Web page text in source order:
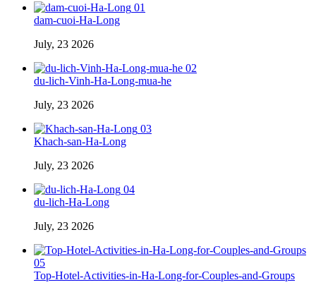
01
dam-cuoi-Ha-Long
July, 23 2026
02
du-lich-Vinh-Ha-Long-mua-he
July, 23 2026
03
Khach-san-Ha-Long
July, 23 2026
04
du-lich-Ha-Long
July, 23 2026
05
Top-Hotel-Activities-in-Ha-Long-for-Couples-and-Groups